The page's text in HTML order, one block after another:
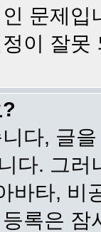
문제
이 잘못
다, 글
다. 그
바타, 비
록은